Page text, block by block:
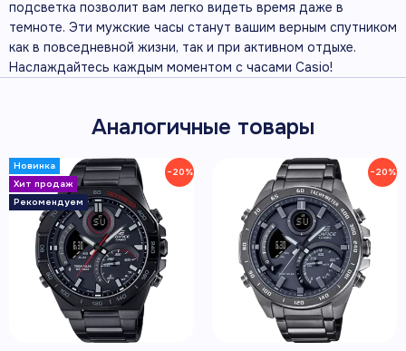
подсветка позволит вам легко видеть время даже в
темноте. Эти мужские часы станут вашим верным спутником
как в повседневной жизни, так и при активном отдыхе.
Наслаждайтесь каждым моментом с часами Casio!
Аналогичные товары
−20% −20%